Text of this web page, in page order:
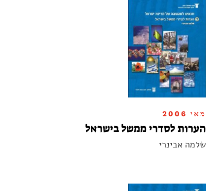
מאי 2006
הערות לסדרי ממשל בישראל
שלמה אבינרי